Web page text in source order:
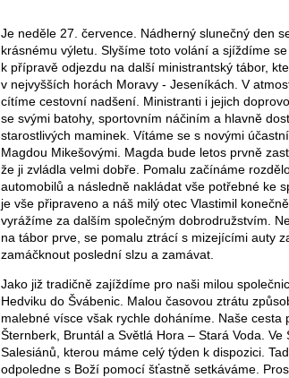
Je neděle 27. července. Nádherný slunečný den
krásnému výletu. Slyšíme toto volání a sjíždíme
k přípravě odjezdu na další ministrantský tábor,
v nejvyšších horách Moravy - Jeseníkách. V
cítíme cestovní nadšení. Ministranti i jejich
se svými batohy, sportovním náčiním a hlavně
starostlivých maminek. Vítáme se s novými
Magdou Mikešovými. Magda bude letos prvně
že ji zvládla velmi dobře. Pomalu začínáme
automobilů a následně nakládat vše potřebné ke
je vše připraveno a náš milý otec Vlastimil
vyrážíme za dalším společným dobrodružstvím.
na tábor prve, se pomalu ztrácí s mizejícími auty
zamáčknout poslední slzu a zamávat.
Jako již tradičně zajíždíme pro naši milou
Hedviku do Švábenic. Malou časovou ztrátu
malebné vísce však rychle doháníme. Naše cesta
Šternberk, Bruntál a Světlá Hora – Stará Voda.
Salesiánů, kterou máme celý týden k dispozici.
odpoledne s Boží pomocí šťastně setkáváme.